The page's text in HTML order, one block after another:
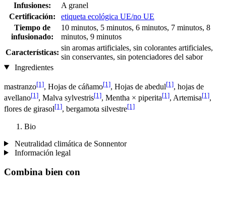
Infusiones:
A granel
Certificación:
etiqueta ecológica UE/no UE
Tiempo de
infusionado:
10 minutos, 5 minutos, 6 minutos, 7 minutos, 8
minutos, 9 minutos
Características:
sin aromas artificiales, sin colorantes artificiales,
sin conservantes, sin potenciadores del sabor
Ingredientes
mastranzo[1], Hojas de cáñamo[1], Hojas de abedul[1], hojas de
avellano[1], Malva sylvestris[1], Mentha × piperita[1], Artemisa[1],
flores de girasol[1], bergamota silvestre[1]
Bio
Neutralidad climática de Sonnentor
Información legal
Combina bien con